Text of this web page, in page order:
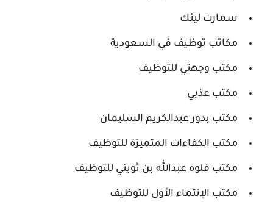
سمارت لينك
مكاتب توظيف في السعودية
مكتب وجهتي للتوظيف
مكتب عذبي
مكتب بدور عبدالكريم السليمان
مكتب الكفاءات المتميزة للتوظيف
مكتب فلوه عبدالله بن ثويني للتوظيف
مكتب الإنتماء الأول للتوظيف